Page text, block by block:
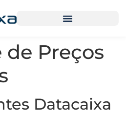
de Preços
Datacaixa